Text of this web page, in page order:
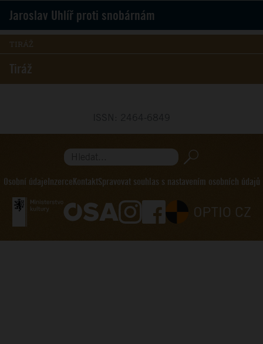
Jaroslav Uhlíř proti snobárnám
TIRÁŽ
Tiráž
Hledat...
Osobní údajeInzerceKontaktSpravovat souhlas s nastavením osobních údajů